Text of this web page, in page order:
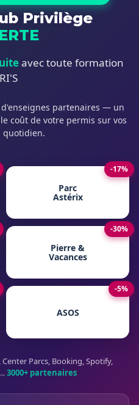
Privilège
avec toute formation
partenaires — un
coût de votre permis sur vos
quotidien.
-17%
Parc
Astérix
-30%
Pierre &
Vacances
-5%
ASOS
Parcs, Booking, Spotify,
3000+ partenaires